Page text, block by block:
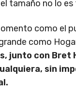
tamaño no lo
como el
como
junto con Bret
sin